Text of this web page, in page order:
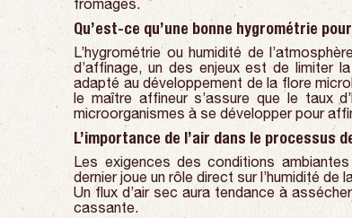
fromages.
Qu’est-ce qu’une bonne hygrométrie
L’hygrométrie ou humidité de
d’affinage, un des enjeux est de limiter
adapté au développement de la flore
le maître affineur s’assure que le taux
microorganismes à se développer pour
L’importance de l’air dans le processus
Les exigences des conditions
dernier joue un rôle direct sur l’humidité de
Un flux d’air sec aura tendance à
cassante.